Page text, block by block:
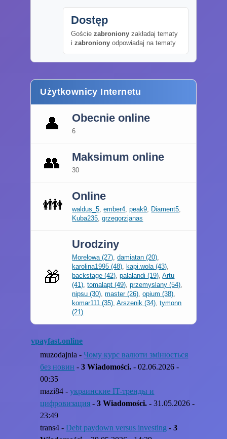
Dostęp
Gościezabroniony zakładaj tematy
izabroniony odpowiadaj na tematy
Użytkownicy Internetu
👤 Obecnie online
6
👥 Maksimum online
30
👪 Online
waldus_5,ember4,peak9, Diament5,
Kuba235,grzegorzjanas
🎁
Urodziny
Morelowa (27),damiatan (20),
karolina1995 (48), kapi.wola (43),
backstage (42),palalandi (19),Artu
(41),tomalapt (49),przemyslany (54),
nipsu (30),master (26),opium (38),
komar111 (35),Arszenik (34),tymonn
(21)
vpayfast.online
muzodajnia -Чому курс валюти змінюється
без новин -3 Wiadomości. - 02.06.2026 -
00:35
mazi84 -украинские IT-тренды и
цифровизация -3 Wiadomości. - 31.05.2026 -
23:49
trans4 -Debt paydown versus investing -3